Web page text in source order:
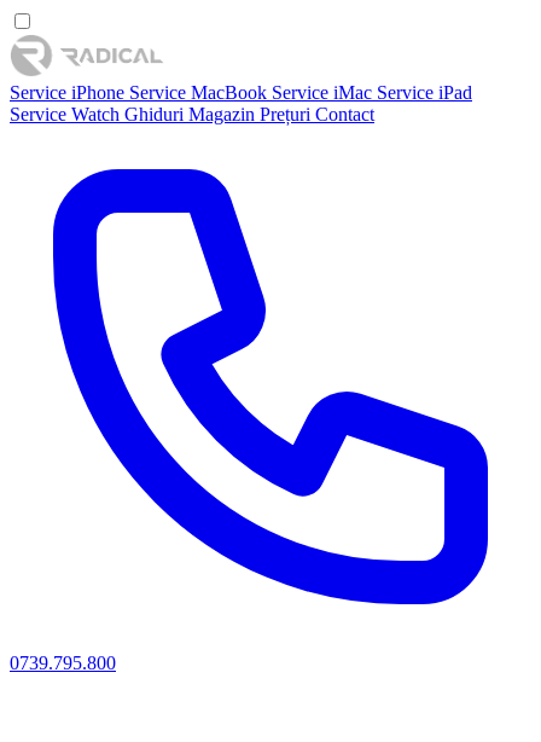
Service iPhone Service MacBook Service iMac Service iPad
Service Watch Ghiduri Magazin Prețuri Contact
0739.795.800